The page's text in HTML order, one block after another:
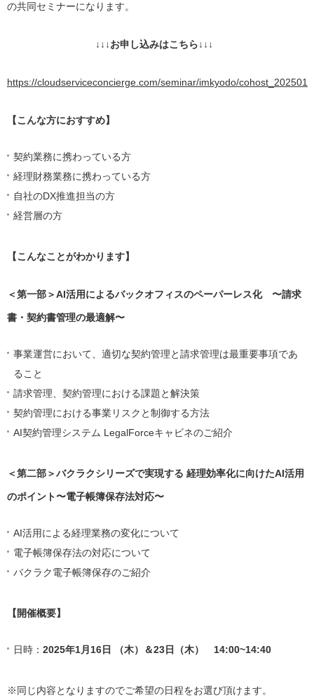
の共同セミナーになります。
↓↓↓お申し込みはこちら↓↓↓
https://cloudserviceconcierge.com/seminar/imkyodo/cohost_202501
【こんな方におすすめ】
契約業務に携わっている方
経理財務業務に携わっている方
自社のDX推進担当の方
経営層の方
【こんなことがわかります】
＜第一部＞AI活用によるバックオフィスのペーパーレス化 〜請求
書・契約書管理の最適解〜
事業運営において、適切な契約管理と請求管理は最重要事項であ
ること
請求管理、契約管理における課題と解決策
契約管理における事業リスクと制御する方法
AI契約管理システム LegalForceキャビネのご紹介
＜第二部＞バクラクシリーズで実現する 経理効率化に向けたAI活用
のポイント〜電子帳簿保存法対応〜
AI活用による経理業務の変化について
電子帳簿保存法の対応について
バクラク電子帳簿保存のご紹介
【開催概要】
日時： 2025年1月16日 （木）＆23日（木） 14:00~14:40
※同じ内容となりますのでご希望の日程をお選び頂けます。